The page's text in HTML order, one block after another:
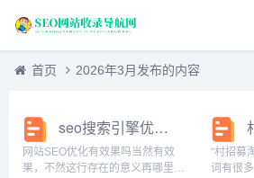
首页 2026年3月发布的内容
seo搜索引擎优化怎么样
网站SEO优化有效果吗当然有效
果，不然这行存在的意义再哪里当
“村招募
词有很